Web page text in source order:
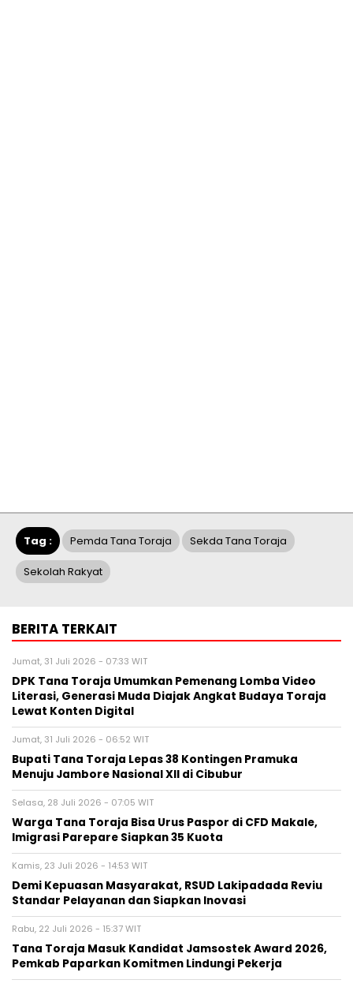
Tag : Pemda Tana Toraja Sekda Tana Toraja
Sekolah Rakyat
BERITA TERKAIT
Jumat, 31 Juli 2026 - 07:33 WIT
DPK Tana Toraja Umumkan Pemenang Lomba Video
Literasi, Generasi Muda Diajak Angkat Budaya Toraja
Lewat Konten Digital
Jumat, 31 Juli 2026 - 06:52 WIT
Bupati Tana Toraja Lepas 38 Kontingen Pramuka
Menuju Jambore Nasional XII di Cibubur
Selasa, 28 Juli 2026 - 07:05 WIT
Warga Tana Toraja Bisa Urus Paspor di CFD Makale,
Imigrasi Parepare Siapkan 35 Kuota
Kamis, 23 Juli 2026 - 14:53 WIT
Demi Kepuasan Masyarakat, RSUD Lakipadada Reviu
Standar Pelayanan dan Siapkan Inovasi
Rabu, 22 Juli 2026 - 15:37 WIT
Tana Toraja Masuk Kandidat Jamsostek Award 2026,
Pemkab Paparkan Komitmen Lindungi Pekerja